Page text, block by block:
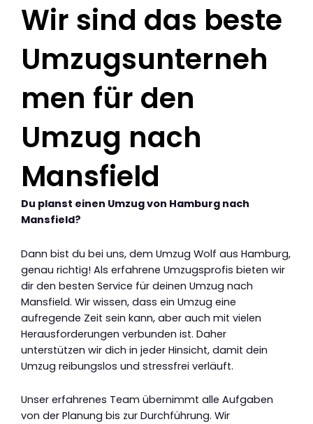
Wir sind das beste
Umzugsunterneh
men für den
Umzug nach
Mansfield
Du planst einen Umzug von Hamburg nach
Mansfield?
Dann bist du bei uns, dem Umzug Wolf aus Hamburg,
genau richtig! Als erfahrene Umzugsprofis bieten wir
dir den besten Service für deinen Umzug nach
Mansfield. Wir wissen, dass ein Umzug eine
aufregende Zeit sein kann, aber auch mit vielen
Herausforderungen verbunden ist. Daher
unterstützen wir dich in jeder Hinsicht, damit dein
Umzug reibungslos und stressfrei verläuft.
Unser erfahrenes Team übernimmt alle Aufgaben
von der Planung bis zur Durchführung. Wir